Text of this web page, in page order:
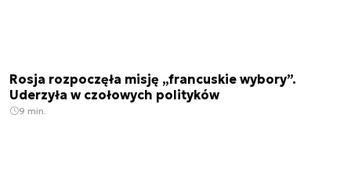
Rosja rozpoczęła misję „francuskie wybory”.
Uderzyła w czołowych polityków
9 min.